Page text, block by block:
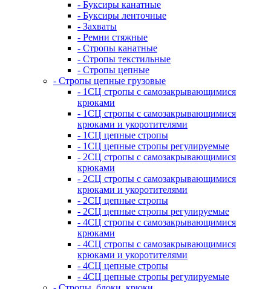
- Буксиры канатные
- Буксиры ленточные
- Захваты
- Ремни стяжные
- Стропы канатные
- Стропы текстильные
- Стропы цепные
- Стропы цепные грузовые
- 1СЦ стропы с самозакрывающимися
крюками
- 1СЦ стропы с самозакрывающимися
крюками и укоротителями
- 1СЦ цепные стропы
- 1СЦ цепные стропы регулируемые
- 2СЦ стропы с самозакрывающимися
крюками
- 2СЦ стропы с самозакрывающимися
крюками и укоротителями
- 2СЦ цепные стропы
- 2СЦ цепные стропы регулируемые
- 4СЦ стропы с самозакрывающимися
крюками
- 4СЦ стропы с самозакрывающимися
крюками и укоротителями
- 4СЦ цепные стропы
- 4СЦ цепные стропы регулируемые